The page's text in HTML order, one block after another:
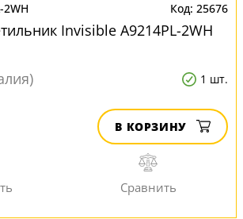
2WH 25676
Invisible A9214PL-2WH
1 шт.
В КОРЗИНУ